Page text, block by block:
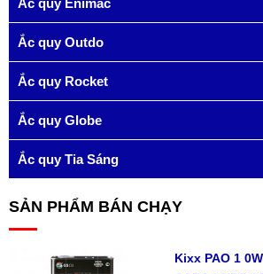
Ắc quy Enimac
Ắc quy Outdo
Ắc quy Rocket
Ắc quy Globe
Ắc quy Tia Sáng
SẢN PHẨM BÁN CHẠY
Kixx PAO 1